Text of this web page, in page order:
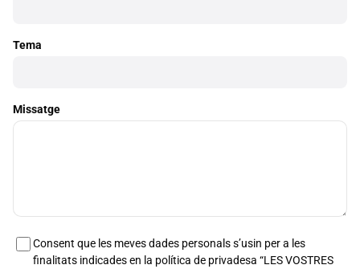
Tema
Missatge
Consent que les meves dades personals s’usin per a les
finalitats indicades en la política de privadesa “LES VOSTRES